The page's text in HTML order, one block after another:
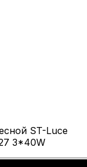
ST-Luce
3*40W